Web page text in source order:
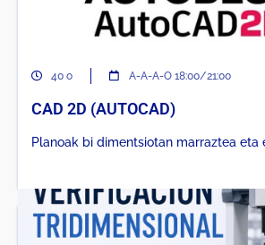
40 o A-A-A-O 18:00/21:00
CAD 2D (AUTOCAD)
Planoak bi dimentsiotan marraztea eta